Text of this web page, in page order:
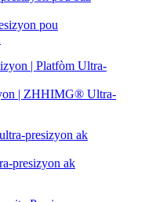
pou
| ZHHIMG® Ultra-
presizyon ak